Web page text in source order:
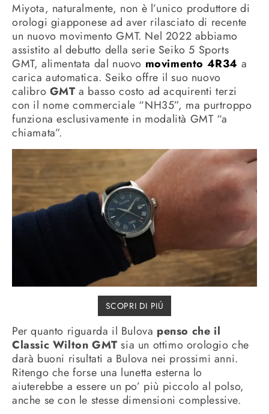
Miyota, naturalmente, non è l’unico produttore di
orologi giapponese ad aver rilasciato di recente
un nuovo movimento GMT. Nel 2022 abbiamo
assistito al debutto della serie Seiko 5 Sports
GMT, alimentata dal nuovo movimento 4R34 a
carica automatica. Seiko offre il suo nuovo
calibro GMT a basso costo ad acquirenti terzi
con il nome commerciale “NH35”, ma purtroppo
funziona esclusivamente in modalità GMT “a
chiamata”.
SCOPRI DI PIÚ
Per quanto riguarda il Bulova penso che il
Classic Wilton GMT sia un ottimo orologio che
darà buoni risultati a Bulova nei prossimi anni.
Ritengo che forse una lunetta esterna lo
aiuterebbe a essere un po’ più piccolo al polso,
anche se con le stesse dimensioni complessive.